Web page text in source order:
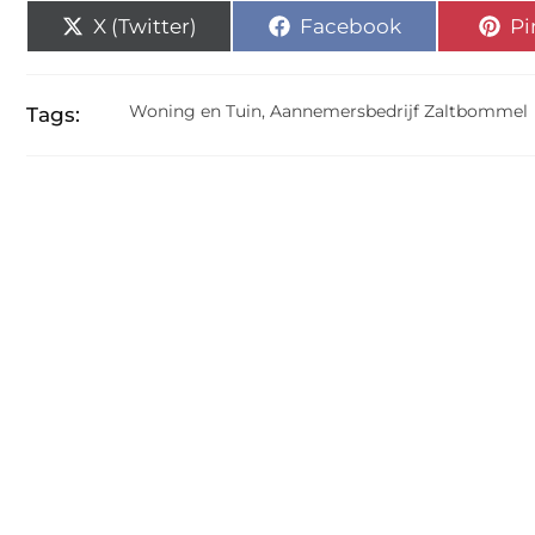
X (Twitter) Facebook
Tags: Woning en Tuin, Aannemersbedrijf Zaltbommel